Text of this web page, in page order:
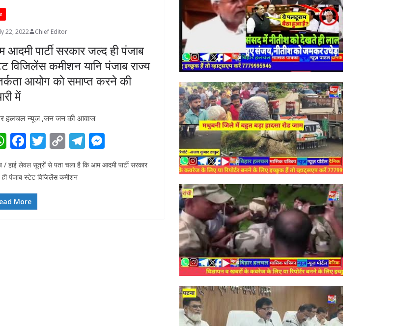
22, 2022 Chief Editor
पार्टी सरकार जल्द ही पंजाब
विजिलेंस कमीशन यानि पंजाब राज्य
आयोग को समाप्त करने की
में
हलचल न्यूज ,जन जन की आवाज
W
h
at
s
A
F
e
b
o
T
w
itt
C
p
T
el
e
M
e
ss
/ हाई लेवल सूत्रों से पता चला है कि आम आदमी पार्टी सरकार
पंजाब स्टेट विजिलेंस कमीशन
More